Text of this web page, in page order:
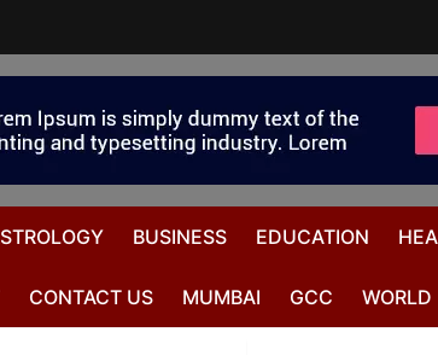
BUSINESS EDUCATION
CONTACT US MUMBAI GCC WORLD